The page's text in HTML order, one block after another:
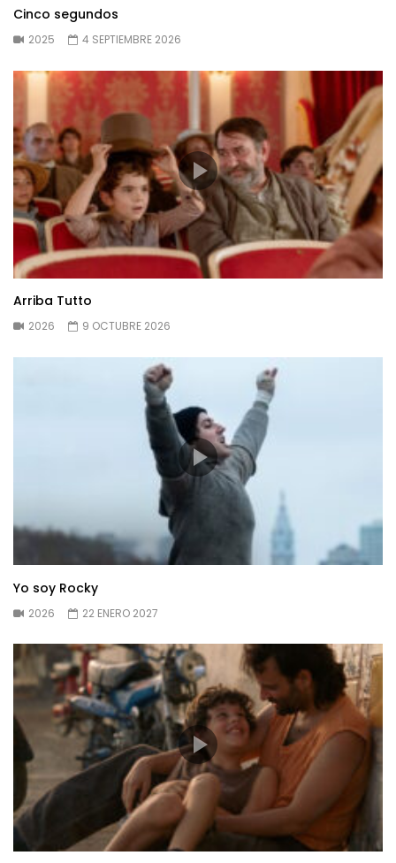
Cinco segundos
2025 4 SEPTIEMBRE 2026
Arriba Tutto
2026 9 OCTUBRE 2026
Yo soy Rocky
2026 22 ENERO 2027